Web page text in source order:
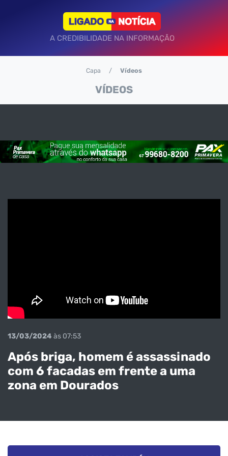
A CREDIBILIDADE NA INFORMAÇÃO
VÍDEOS
Capa Vídeos
13/03/2024 às 07:53
Após briga, homem é assassinado
com 6 facadas em frente a uma
zona em Dourados
Veja o